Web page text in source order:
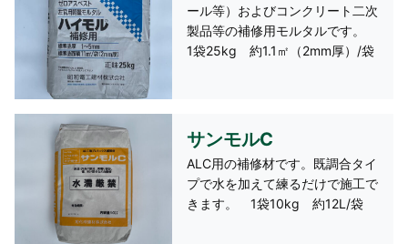
ール等）およびコンクリート二次
製品等の補修用モルタルです。
1袋25kg 約1.1㎡（2mm厚）/袋
サンモルC
ALC用の補修材です。既調合タイ
プで水を加えて練るだけで施工で
きます。 1袋10kg 約12L/袋